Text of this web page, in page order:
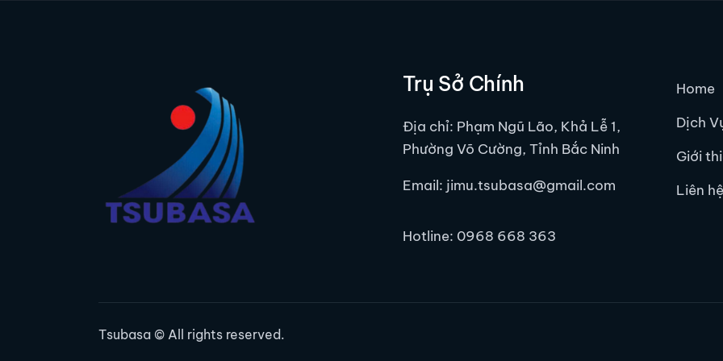
Trụ Sở Chính
Địa chỉ: Phạm Ngũ Lão, Khả Lễ 1,
Phường Võ Cường, Tỉnh Bắc Ninh
Email: jimu.tsubasa@gmail.com
Hotline: 0968 668 363
Home
Dịch
Giới
Liên hệ
Tsubasa © All rights reserved.